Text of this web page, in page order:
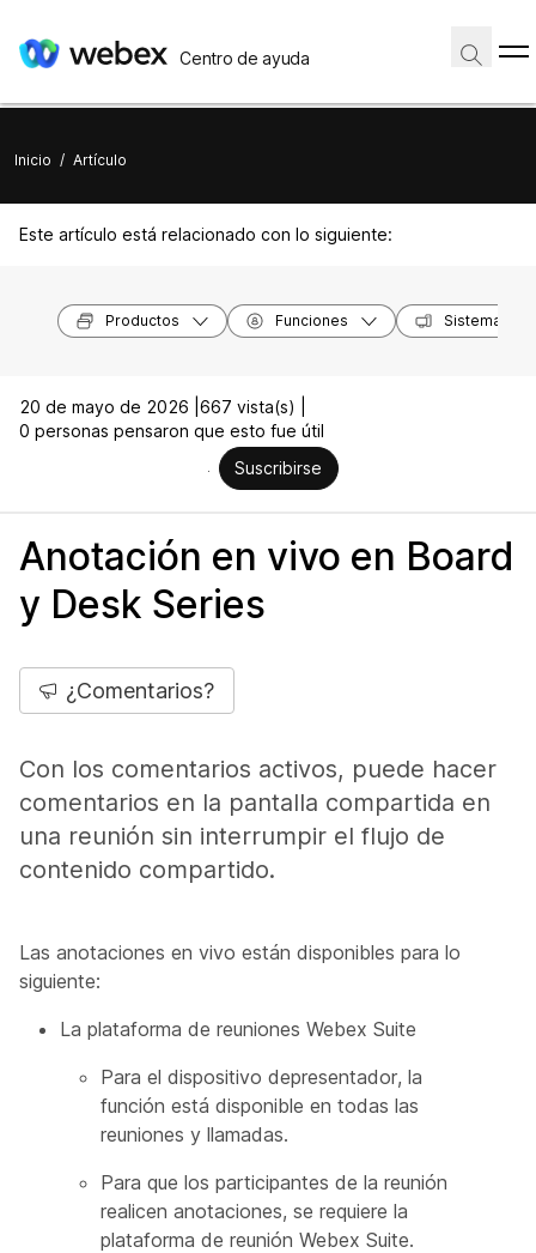
Centro de ayuda
Inicio / Artículo
Este artículo está relacionado con lo siguiente:
Productos Funciones Sistemas
20 de mayo de 2026 | 667 vista(s) |
0 personas pensaron que esto fue útil
Suscribirse
Anotación en vivo en Board
y Desk Series
¿Comentarios?
Con los comentarios activos, puede hacer
comentarios en la pantalla compartida en
una reunión sin interrumpir el flujo de
contenido compartido.
Las anotaciones en vivo están disponibles para lo
siguiente:
La plataforma de reuniones Webex Suite
Para el dispositivo depresentador, la
función está disponible en todas las
reuniones y llamadas.
Para que los participantes de la reunión
realicen anotaciones, se requiere la
plataforma de reunión Webex Suite.